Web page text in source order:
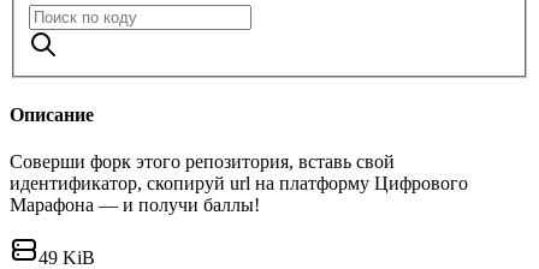
Описание
Соверши форк этого репозитория, вставь свой
идентификатор, скопируй url на платформу Цифрового
Марафона — и получи баллы!
49 KiB